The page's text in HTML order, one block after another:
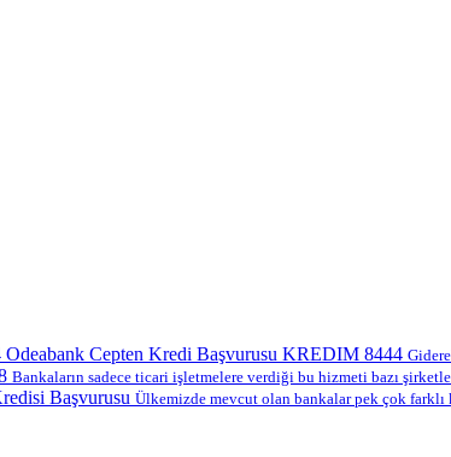
Odeabank Cepten Kredi Başvurusu KREDIM 8444
Bankaların sadece ticari işletmelere verdiği bu hizmeti bazı
Başvurusu Ülkemizde mevcut olan bankalar pek çok farklı